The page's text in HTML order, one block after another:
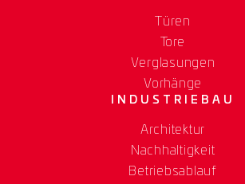
Türen
Tore
Verglasungen
Vorhänge
INDUSTRIEBAU
Architektur
Nachhaltigkeit
Betriebsablauf